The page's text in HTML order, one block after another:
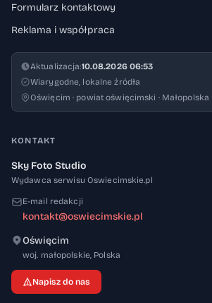
Formularz kontaktowy
Reklama i współpraca
Aktualizacja:10.08.2026 06:53
Wiarygodne, lokalne źródła
Oświęcim · powiat oświęcimski · Małopolska
KONTAKT
Sky Foto Studio
Wydawca serwisu Oswiecimskie.pl
E-mail redakcji
kontakt@oswiecimskie.pl
Oświęcim
woj. małopolskie, 32-600
Polska
Napisz do nas